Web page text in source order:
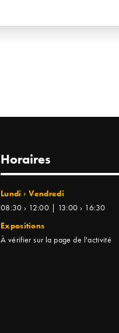
Horaires
Lundi › Vendredi
08:30 › 12:00 | 13:00 › 16:30
Expositions
À vérifier sur la page de l'activité